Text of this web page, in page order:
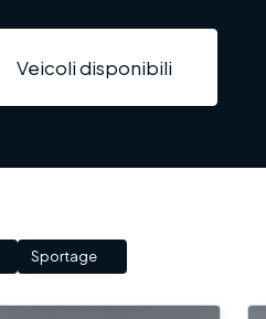
Veicoli disponibili
Sportage